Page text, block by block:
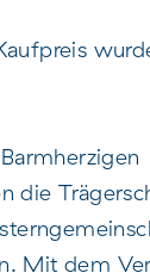
die
Mit dem